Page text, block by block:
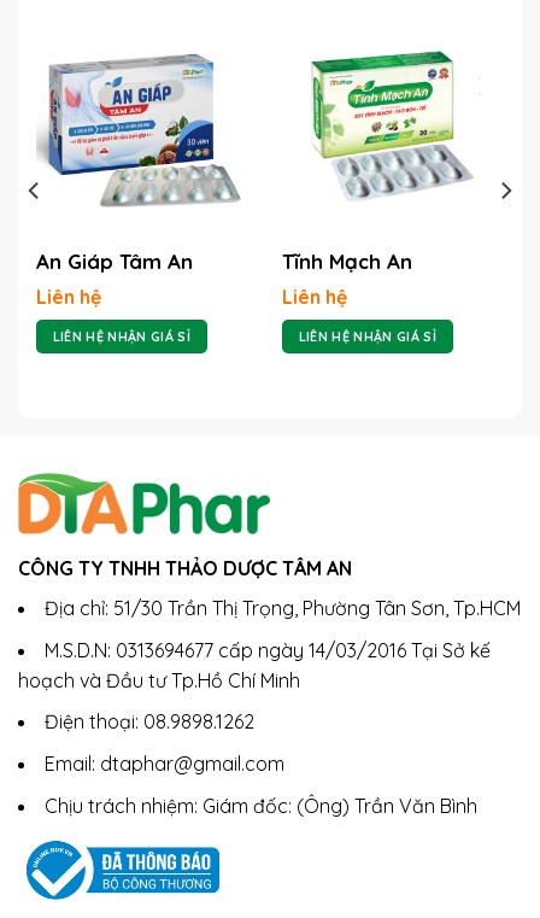
An Giáp Tâm An
Liên hệ
LIÊN HỆ NHẬN GIÁ SỈ
Tĩnh Mạch An
Liên hệ
LIÊN HỆ NHẬN GIÁ SỈ
CÔNG TY TNHH THẢO DƯỢC TÂM AN
Địa chỉ: 51/30 Trần Thị Trọng, Phường Tân Sơn, Tp.HCM
M.S.D.N: 0313694677 cấp ngày 14/03/2016 Tại Sở kế
hoạch và Đầu tư Tp.Hồ Chí Minh
Điện thoại: 08.9898.1262
Email: dtaphar@gmail.com
Chịu trách nhiệm: Giám đốc: (Ông) Trần Văn Bình